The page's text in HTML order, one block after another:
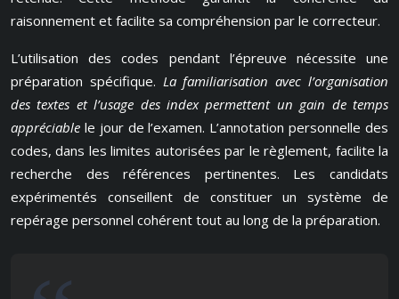
raisonnement et facilite sa compréhension par le correcteur.
L’utilisation des codes pendant l’épreuve nécessite une
préparation spécifique. La familiarisation avec l’organisation
des textes et l’usage des index permettent un gain de temps
appréciable le jour de l’examen. L’annotation personnelle des
codes, dans les limites autorisées par le règlement, facilite la
recherche des références pertinentes. Les candidats
expérimentés conseillent de constituer un système de
repérage personnel cohérent tout au long de la préparation.